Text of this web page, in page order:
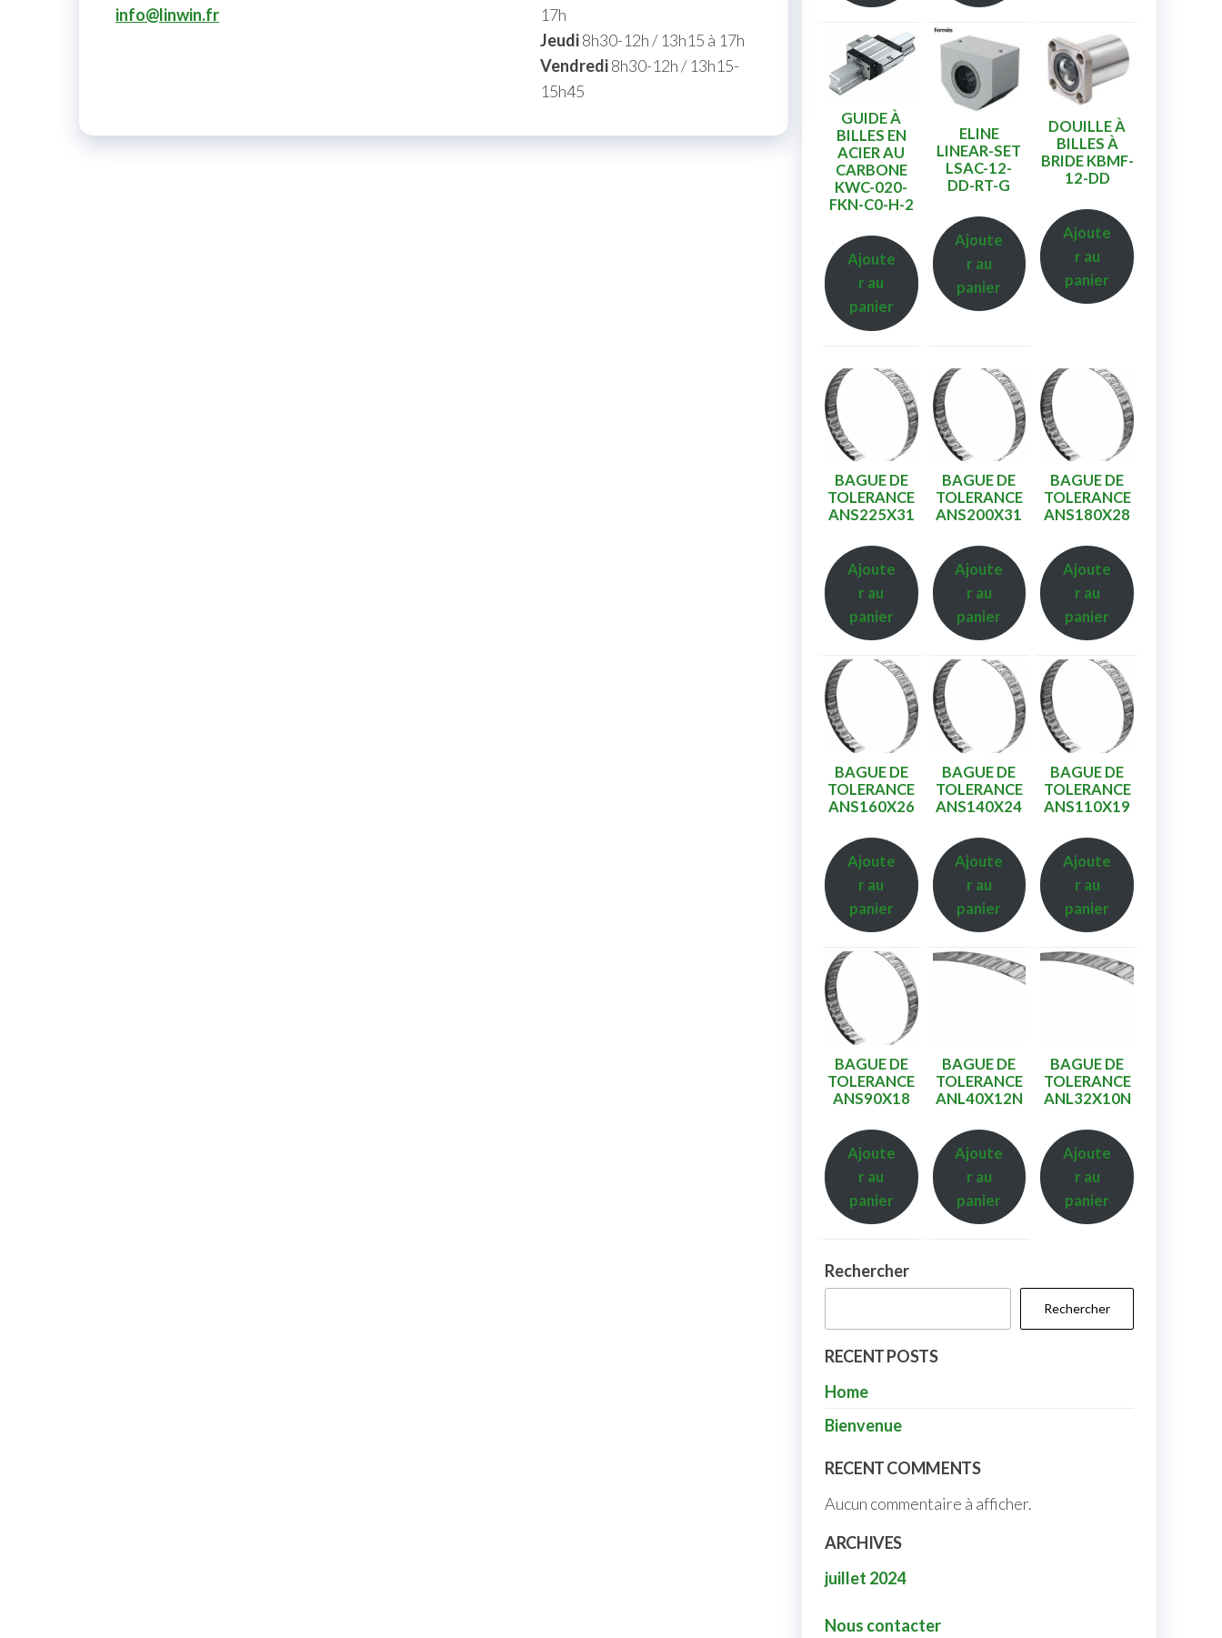
info@linwin.fr
17h
Jeudi8h30-12h / 13h15 à 17h
Vendredi8h30-12h / 13h15-
15h45
GUIDE À
BILLES EN
ACIER AU
CARBONE
KWC-020-
FKN-C0-H-2
Ajoute
r au
panier
ELINE
LINEAR-SET
LSAC-12-
DD-RT-G
Ajoute
r au
panier
DOUILLE À
BILLES À
BRIDE KBMF-
12-DD
Ajoute
r au
panier
BAGUE DE
TOLERANCE
ANS225X31
Ajoute
r au
panier
BAGUE DE
TOLERANCE
ANS200X31
Ajoute
r au
panier
BAGUE DE
TOLERANCE
ANS180X28
Ajoute
r au
panier
BAGUE DE
TOLERANCE
ANS160X26
Ajoute
r au
panier
BAGUE DE
TOLERANCE
ANS140X24
Ajoute
r au
panier
BAGUE DE
TOLERANCE
ANS110X19
Ajoute
r au
panier
BAGUE DE
TOLERANCE
ANS90X18
Ajoute
r au
panier
BAGUE DE
TOLERANCE
ANL40X12N
Ajoute
r au
panier
BAGUE DE
TOLERANCE
ANL32X10N
Ajoute
r au
panier
Rechercher
Rechercher
RECENT POSTS
Home
Bienvenue
RECENT COMMENTS
Aucun commentaire à afficher.
ARCHIVES
juillet 2024
Nous contacter